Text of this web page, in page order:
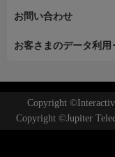
お問い合わせ
お客さまのデータ利用
Copyright
Copyright ©Jupiter